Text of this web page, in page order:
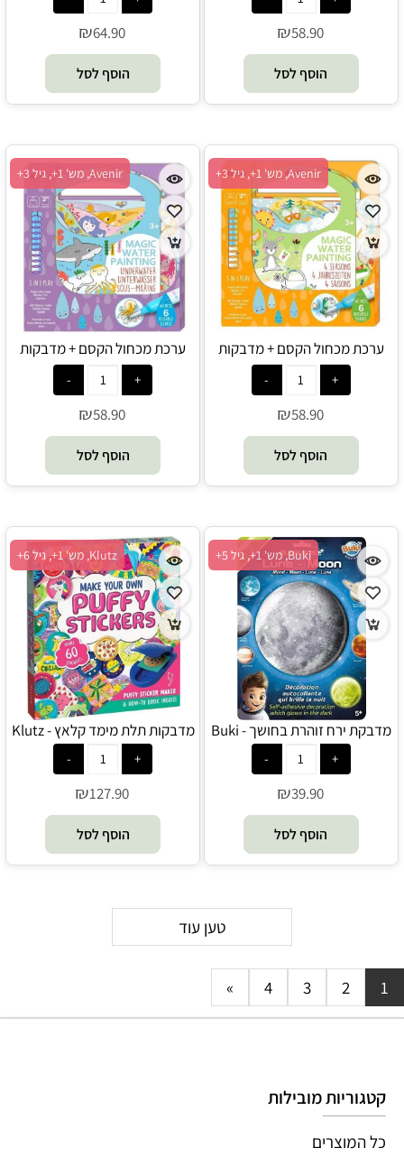
₪58.90
הוסף לסל
₪64.90
הוסף לסל
Avenir, מש' 1+, גיל 3+
ערכת מכחול הקסם + מדבקות
ומשחקי חשיבה - עונות השנה -
Avenir
₪58.90
הוסף לסל
Avenir, מש' 1+, גיל 3+
ערכת מכחול הקסם + מדבקות
ומשחקי חשיבה - מתחת למים -
Avenir
₪58.90
הוסף לסל
Buki, מש' 1+, גיל 5+
מדבקת ירח זוהרת בחושך - Buki
₪39.90
הוסף לסל
Klutz, מש' 1+, גיל 6+
מדבקות תלת מימד קלאץ - Klutz
₪127.90
הוסף לסל
טען עוד
1
2
3
4
»
קטגוריות מובילות
כל המוצרים